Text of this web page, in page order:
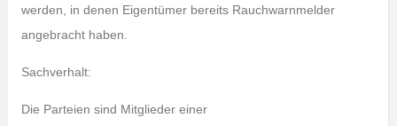
werden, in denen Eigentümer bereits Rauchwarnmelder
angebracht haben.
Sachverhalt:
Die Parteien sind Mitglieder einer